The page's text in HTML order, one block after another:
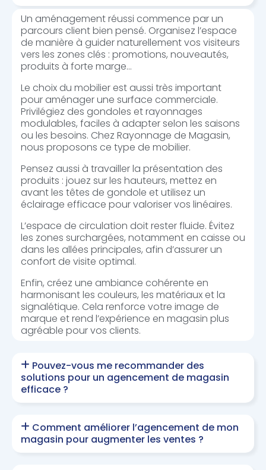
Un aménagement réussi commence par un
parcours client bien pensé. Organisez l’espace
de manière à guider naturellement vos visiteurs
vers les zones clés : promotions, nouveautés,
produits à forte marge…
Le choix du mobilier est aussi très important
pour aménager une surface commerciale.
Privilégiez des gondoles et rayonnages
modulables, faciles à adapter selon les saisons
ou les besoins. Chez Rayonnage de Magasin,
nous proposons ce type de mobilier.
Pensez aussi à travailler la présentation des
produits : jouez sur les hauteurs, mettez en
avant les têtes de gondole et utilisez un
éclairage efficace pour valoriser vos linéaires.
L’espace de circulation doit rester fluide. Évitez
les zones surchargées, notamment en caisse ou
dans les allées principales, afin d’assurer un
confort de visite optimal.
Enfin, créez une ambiance cohérente en
harmonisant les couleurs, les matériaux et la
signalétique. Cela renforce votre image de
marque et rend l’expérience en magasin plus
agréable pour vos clients.
Pouvez-vous me recommander des
solutions pour un agencement de magasin
efficace ?
Comment améliorer l’agencement de mon
magasin pour augmenter les ventes ?